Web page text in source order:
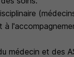
médecin et des